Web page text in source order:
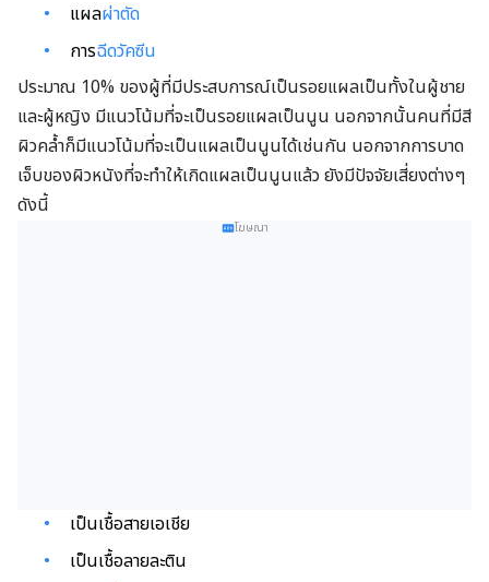
แผลผ่าตัด
การฉีดวัคซีน
ประมาณ 10% ของผู้ที่มีประสบการณ์เป็นรอยแผลเป็นทั้งในผู้ชาย
และผู้หญิง มีแนวโน้มที่จะเป็นรอยแผลเป็นนูน นอกจากนั้นคนที่มีสี
ผิวคล้ำก็มีแนวโน้มที่จะเป็นแผลเป็นนูนได้เช่นกัน นอกจากการบาด
เจ็บของผิวหนังที่จะทำให้เกิดแผลเป็นนูนแล้ว ยังมีปัจจัยเสี่ยงต่างๆ
ดังนี้
โฆษณา
เป็นเชื้อสายเอเชีย
เป็นเชื้อลายละติน